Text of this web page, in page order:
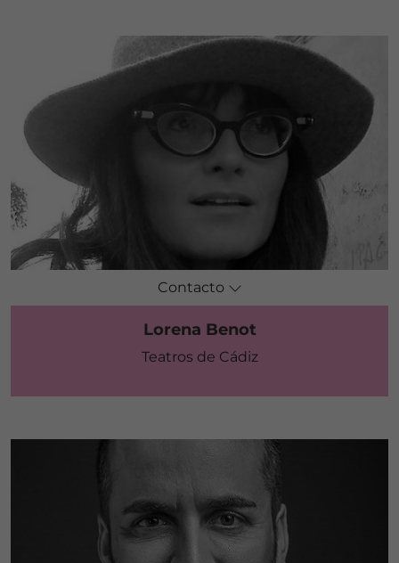
Contacto
Lorena Benot
Teatros de Cádiz